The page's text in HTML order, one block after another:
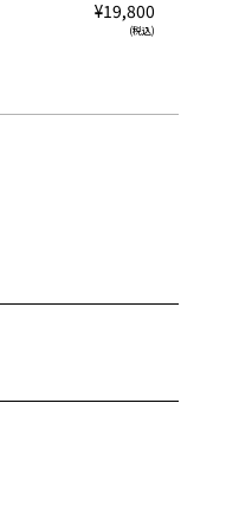
¥19,800
(税込)